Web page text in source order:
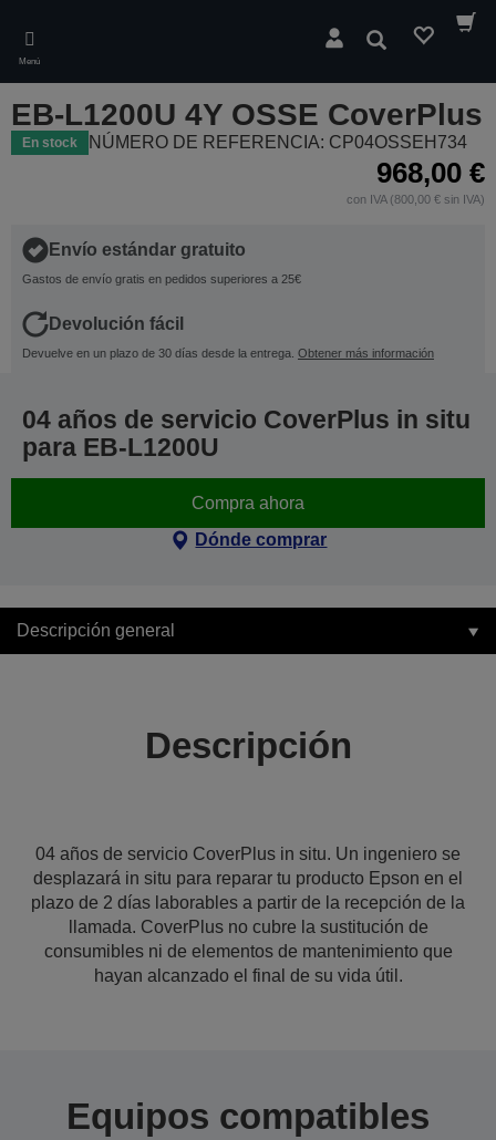
main
content
Menú
Buscar
EB-L1200U 4Y OSSE CoverPlus
En stock NÚMERO DE REFERENCIA: CP04OSSEH734
968,00 €
con IVA (800,00 € sin IVA)
Envío estándar gratuito
Gastos de envío gratis en pedidos superiores a 25€
Devolución fácil
Devuelve en un plazo de 30 días desde la entrega. Obtener más información
04 años de servicio CoverPlus in situ
para EB-L1200U
Compra ahora
Dónde comprar
Descripción general
Descripción
04 años de servicio CoverPlus in situ. Un ingeniero se
desplazará in situ para reparar tu producto Epson en el
plazo de 2 días laborables a partir de la recepción de la
llamada. CoverPlus no cubre la sustitución de
consumibles ni de elementos de mantenimiento que
hayan alcanzado el final de su vida útil.
Equipos compatibles